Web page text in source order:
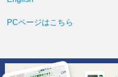
PCページはこちら